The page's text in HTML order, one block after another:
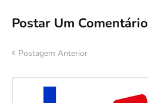
Postar Um Comentário
Postagem Anterior